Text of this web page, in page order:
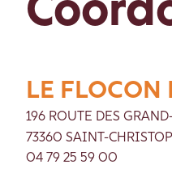
LE FLOCON
196 ROUTE DES
73360 SAINT-
04 79 25 59 00